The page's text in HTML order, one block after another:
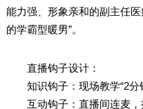
能力强、形象亲和的副主任医
的学霸型暖男”。
直播钩子设计：
知识钩子：现场教学“2分
互动钩子：直播间连麦，